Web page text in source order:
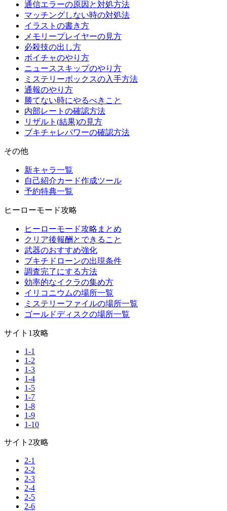
通信エラーの原因と対処方法
マッチングしない時の対処法
イラストの書き方
メモリープレイヤーの見方
必殺技の出し方
ボイチャのやり方
ニューススキップのやり方
ミステリーボックスの入手方法
通報のやり方
勝てない時にやるべきこと
内部レートの確認方法
リザルト(結果)の見方
ブキチャレパワーの確認方法
その他
新キャラ一覧
自己紹介カード作成ツール
予約特典一覧
ヒーローモード攻略
ヒーローモード攻略まとめ
クリア後報酬とできること
武器のおすすめ強化
ブキチドローンの出現条件
調査完了にする方法
効率的なイクラの集め方
イリコニウムの場所一覧
ミステリーファイルの場所一覧
ゴールドディスクの場所一覧
サイト1攻略
1-1
1-2
1-3
1-4
1-5
1-7
1-8
1-9
1-10
サイト2攻略
2-1
2-2
2-3
2-4
2-5
2-6